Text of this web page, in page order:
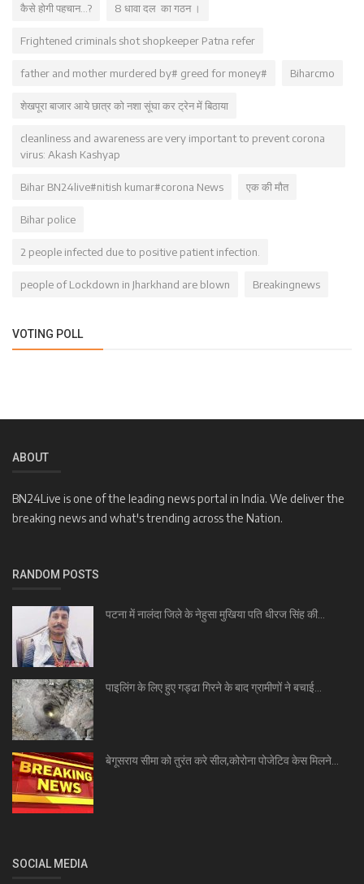
कैसे होगी पहचान...? 8 धावा दल का गठन ।
Frightened criminals shot shopkeeper Patna refer
father and mother murdered by# greed for money# Biharcmo
शेखपूरा बाजार आये छात्र को नशा सूंघा कर ट्रेन में बिठाया
cleanliness and awareness are very important to prevent corona
virus: Akash Kashyap
Bihar BN24live#nitish kumar#corona News एक की मौत
Bihar police
2 people infected due to positive patient infection.
people of Lockdown in Jharkhand are blown Breakingnews
VOTING POLL
ABOUT
BN24Live is one of the leading news portal in India. We deliver the
breaking news and what's trending across the Nation.
RANDOM POSTS
पटना में नालंदा जिले के नेहुसा मुखिया पति धीरज सिंह की...
पाइलिंग के लिए हुए गड्ढा गिरने के बाद ग्रामीणों ने बचाई...
बेगूसराय सीमा को तुरंत करे सील,कोरोना पोजेटिव केस मिलने...
SOCIAL MEDIA